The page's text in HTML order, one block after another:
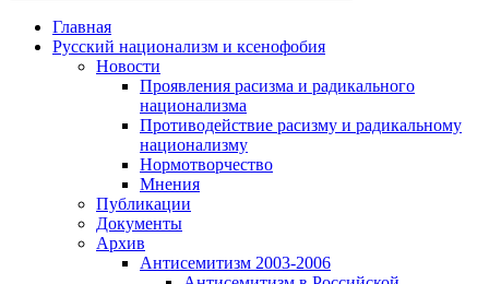
Главная
Русский национализм и ксенофобия
Новости
Проявления расизма и радикального
национализма
Противодействие расизму и радикальному
национализму
Нормотворчество
Мнения
Публикации
Документы
Архив
Антисемитизм 2003-2006